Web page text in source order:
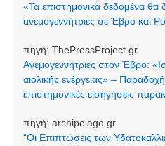
«Τα επιστημονικά δεδομένα θα
ανεμογεννήτριες σε Έβρο και
πηγή: ThePressProject.gr
Ανεμογεννήτριες στον Έβρο:
αιολικής ενέργειας» –
επιστημονικές εισηγήσεις
πηγή: archipelago.gr
“Οι Επιπτώσεις των